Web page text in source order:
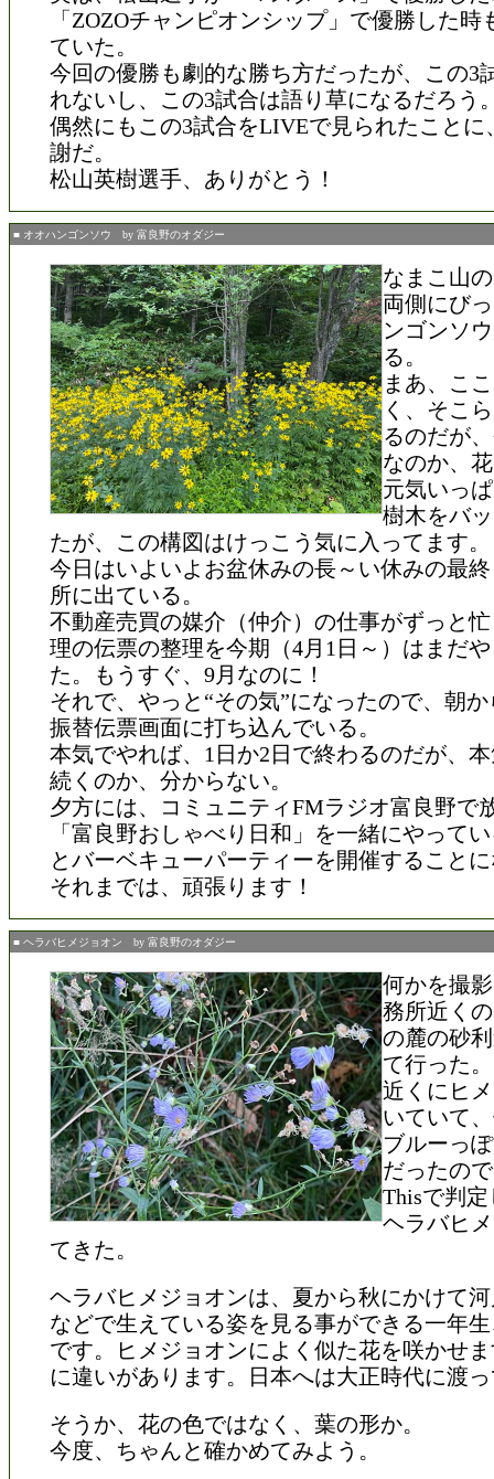
「ZOZOチャンピオンシップ」で優勝した
ていた。
今回の優勝も劇的な勝ち方だったが、この3
れないし、この3試合は語り草になるだろう
偶然にもこの3試合をLIVEで見られたことに
謝だ。
松山英樹選手、ありがとう！
■ オオハンゴンソウ by 富良野のオダジー
なまこ山
両側にび
ンゴンソ
る。
まあ、こ
く、そこ
るのだが
なのか、
元気いっ
樹木をバ
たが、この構図はけっこう気に入ってます。
今日はいよいよお盆休みの長～い休みの最
所に出ている。
不動産売買の媒介（仲介）の仕事がずっと
理の伝票の整理を今期（4月1日～）はまだ
た。もうすぐ、9月なのに！
それで、やっと“その気”になったので、朝
振替伝票画面に打ち込んでいる。
本気でやれば、1日か2日で終わるのだが、
続くのか、分からない。
夕方には、コミュニティFMラジオ富良野で
「富良野おしゃべり日和」を一緒にやって
とバーベキューパーティーを開催すること
それまでは、頑張ります！
■ ヘラバヒメジョオン by 富良野のオダジー
何かを撮
務所近く
の麓の砂
て行った。
近くにヒ
いていて
ブルーっ
だったの
Thisで判
ヘラバヒ
てきた。
ヘラバヒメジョオンは、夏から秋にかけて
などで生えている姿を見る事ができる一年
です。ヒメジョオンによく似た花を咲かせ
に違いがあります。日本へは大正時代に渡
そうか、花の色ではなく、葉の形か。
今度、ちゃんと確かめてみよう。